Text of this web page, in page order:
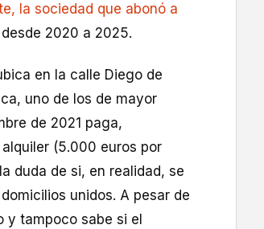
la sociedad que abonó a
2020 a 2025.
en la calle Diego de
uno de los de mayor
de 2021 paga,
(5.000 euros por
duda de si, en realidad, se
unidos. A pesar de
y tampoco sabe si el